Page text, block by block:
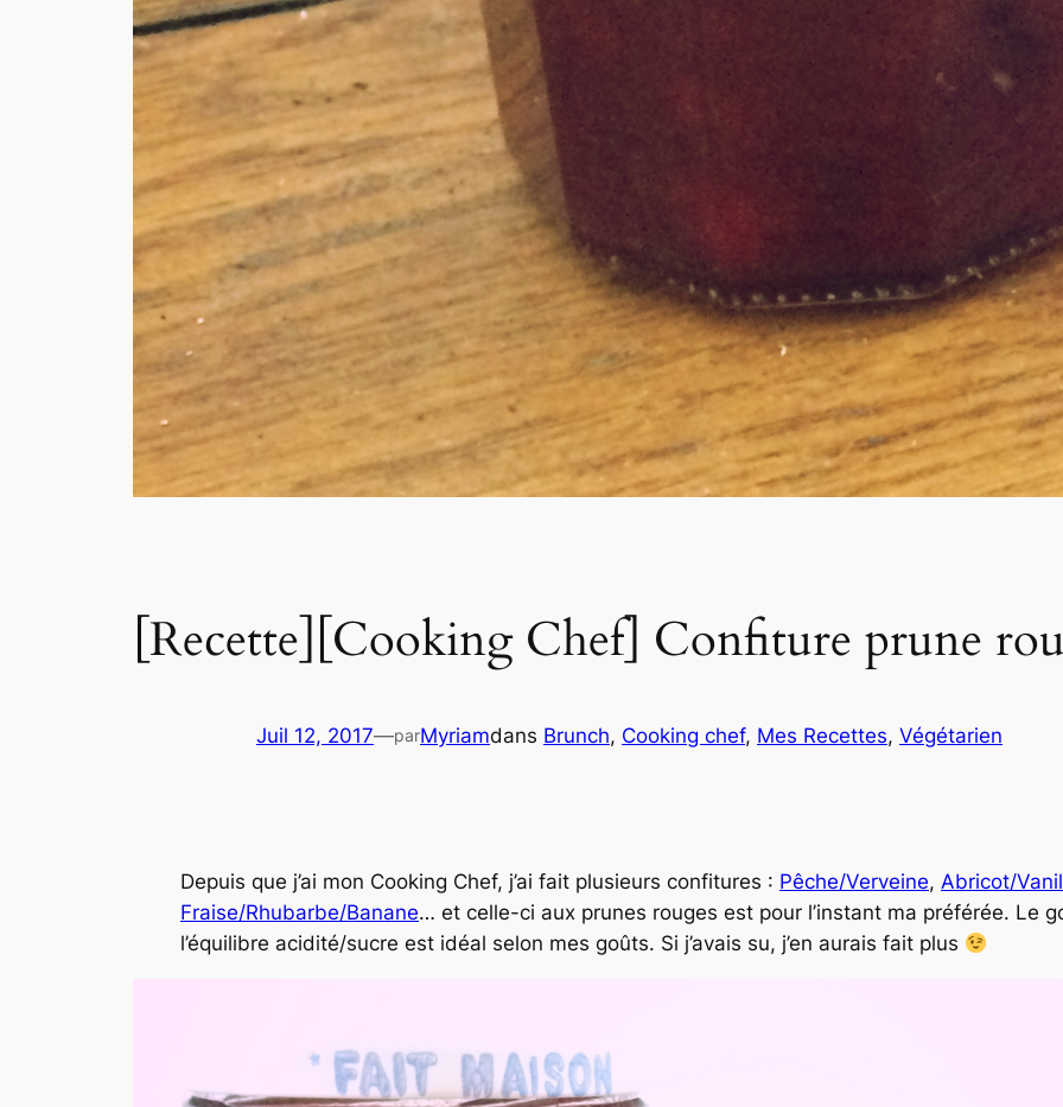
[Recette][Cooking Chef] Confiture prune
Juil 12, 2017—parMyriamdans Brunch, Cooking chef, Mes Recettes, Végétarien
Depuis que j’ai mon Cooking Chef, j’ai fait plusieurs confitures : Pêche/Verveine, Abricot/
Fraise/Rhubarbe/Banane… et celle-ci aux prunes rouges est pour l’instant ma préférée. Le
l’équilibre acidité/sucre est idéal selon mes goûts. Si j’avais su, j’en aurais fait plus